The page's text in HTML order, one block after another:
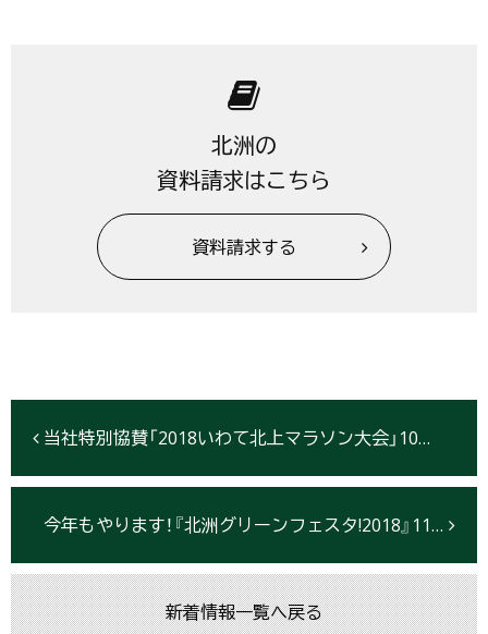
北洲の
資料請求はこちら
資料請求する
当社特別協賛「2018いわて北上マラソン大会」10月7日【開催中止】
今年もやります！『北洲グリーンフェスタ!2018』11月3日（土・祝）開催
新着情報一覧へ戻る